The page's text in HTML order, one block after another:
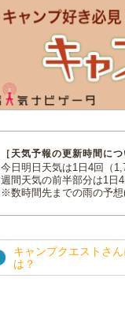
［天気予報の更新時間につ
今日明日天気は1日4回（
週間天気の前半部分は1日
※数時間先までの雨の予想
キャンプクエストさ
は？